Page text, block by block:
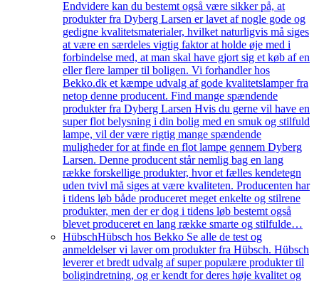
Endvidere kan du bestemt også være sikker på, at
produkter fra Dyberg Larsen er lavet af nogle gode og
gedigne kvalitetsmaterialer, hvilket naturligvis må siges
at være en særdeles vigtig faktor at holde øje med i
forbindelse med, at man skal have gjort sig et køb af en
eller flere lamper til boligen. Vi forhandler hos
Bekko.dk et kæmpe udvalg af gode kvalitetslamper fra
netop denne producent. Find mange spændende
produkter fra Dyberg Larsen Hvis du gerne vil have en
super flot belysning i din bolig med en smuk og stilfuld
lampe, vil der være rigtig mange spændende
muligheder for at finde en flot lampe gennem Dyberg
Larsen. Denne producent står nemlig bag en lang
række forskellige produkter, hvor et fælles kendetegn
uden tvivl må siges at være kvaliteten. Producenten har
i tidens løb både produceret meget enkelte og stilrene
produkter, men der er dog i tidens løb bestemt også
blevet produceret en lang række smarte og stilfulde…
HübschHübsch hos Bekko Se alle de test og
anmeldelser vi laver om produkter fra Hübsch. Hübsch
leverer et bredt udvalg af super populære produkter til
boligindretning, og er kendt for deres høje kvalitet og